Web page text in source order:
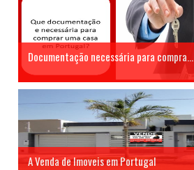
Documentação necessária para compra...
A Venda de Imoveis em Portugal